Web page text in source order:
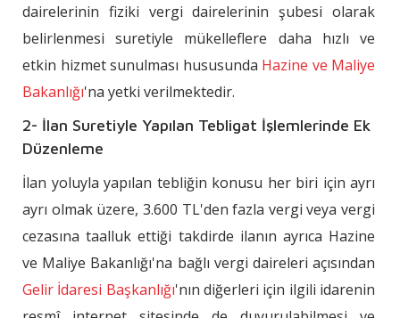
dairelerinin fiziki vergi dairelerinin şubesi olarak
belirlenmesi suretiyle mükelleflere daha hızlı ve
etkin hizmet sunulması hususunda Hazine ve Maliye
Bakanlığı'na yetki verilmektedir.
2- İlan Suretiyle Yapılan Tebligat İşlemlerinde Ek
Düzenleme
İlan yoluyla yapılan tebliğin konusu her biri için ayrı
ayrı olmak üzere, 3.600 TL'den fazla vergi veya vergi
cezasına taalluk ettiği takdirde ilanın ayrıca Hazine
ve Maliye Bakanlığı'na bağlı vergi daireleri açısından
Gelir İdaresi Başkanlığı'nın diğerleri için ilgili idarenin